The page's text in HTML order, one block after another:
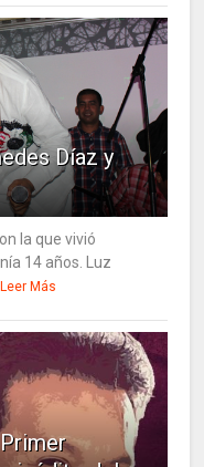
Díaz y
la que vivió
14 años. Luz
Leer Más